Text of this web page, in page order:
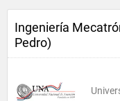
Ingeniería
Pedro)